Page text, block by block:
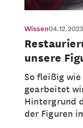
Wissen04.12.2023
unsere
So fleißig
gearbeitet
Hintergrund
der Figuren